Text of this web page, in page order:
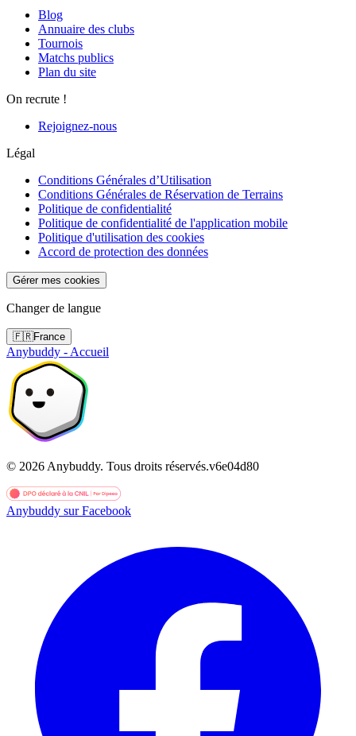
Blog
Annuaire des clubs
Tournois
Matchs publics
Plan du site
On recrute !
Rejoignez-nous
Légal
Conditions Générales d’Utilisation
Conditions Générales de Réservation de Terrains
Politique de confidentialité
Politique de confidentialité de l'application mobile
Politique d'utilisation des cookies
Accord de protection des données
Gérer mes cookies
Changer de langue
🇫🇷France
Anybuddy - Accueil
© 2026 Anybuddy. Tous droits réservés.v6e04d80
Anybuddy sur Facebook